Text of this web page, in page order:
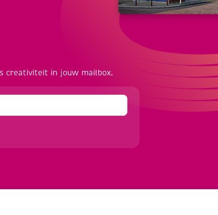
creativiteit in jouw mailbox.